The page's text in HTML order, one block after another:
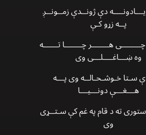
دې ژونــدې زمــونــږ
پــه زړو کـې
هـــــــر چـــــــا تــــــه
وه ښـــاغــــلـــی وی
سـتا خـوشـحـالــه وی پـــه
هـــغـــې دونـــیـــا
ته د قام په غم کې سـتــړی
وی